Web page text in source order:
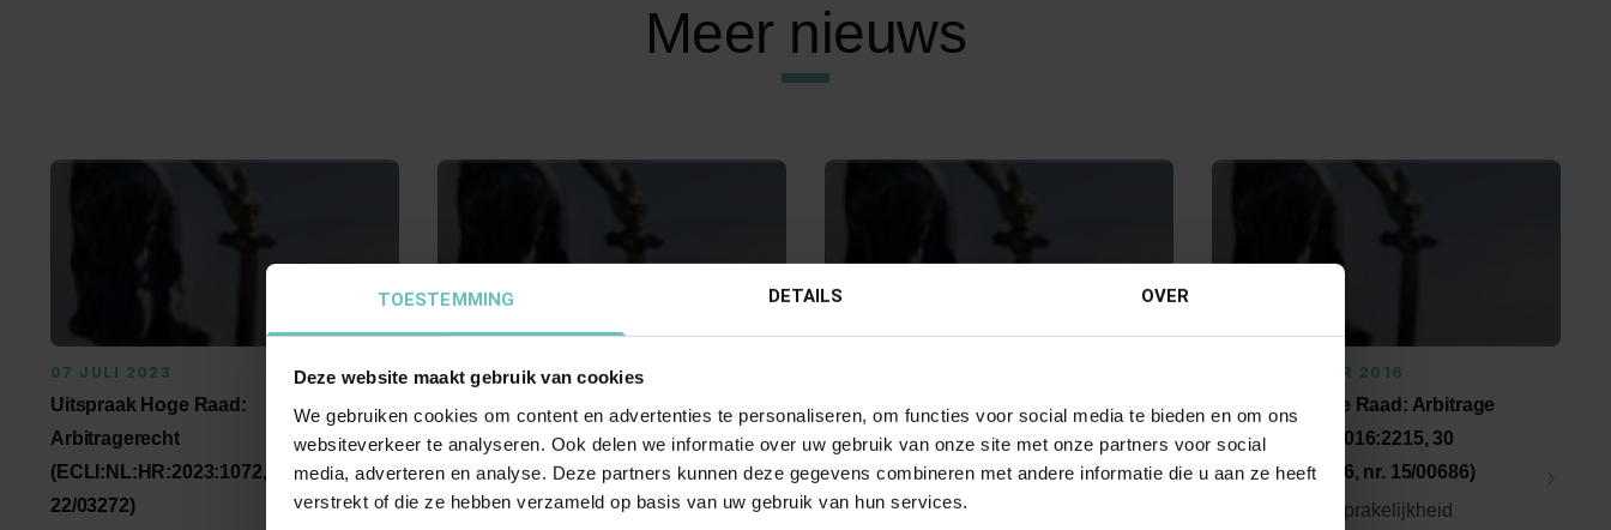
TOESTEMMING DETAILS OVER
Deze website maakt gebruik van cookies
We gebruiken cookies om content en advertenties te personaliseren, om functies voor social media te bieden en om ons
websiteverkeer te analyseren. Ook delen we informatie over uw gebruik van onze site met onze partners voor social
media, adverteren en analyse. Deze partners kunnen deze gegevens combineren met andere informatie die u aan ze heeft
verstrekt of die ze hebben verzameld op basis van uw gebruik van hun services.
Meer nieuws
07 JULI 2023
Uitspraak Hoge Raad:
Arbitragerecht
(ECLI:NL:HR:2023:1072, 7 juli 2023,
22/03272)
16 JULI 2021
Uitspraak Hoge Raad: Arbitrage.
Procesrecht
(ECLI:NL:HR:2021:1171, 16 juli
2021, 20/00207)
Uitspraak Hoge Raad: Arbitrage
(ECLI:NL:HR:2023:438, 24 maart
2023, 22/00116)
Vordering tot vernietiging arbitraal
29 SEPTEMBER 2016
Uitspraak Hoge Raad: Arbitrage
(ECLI:NL:HR:2016:2215, 30
september 2016, nr. 15/00686)
Arbitrage. Aansprakelijkheid